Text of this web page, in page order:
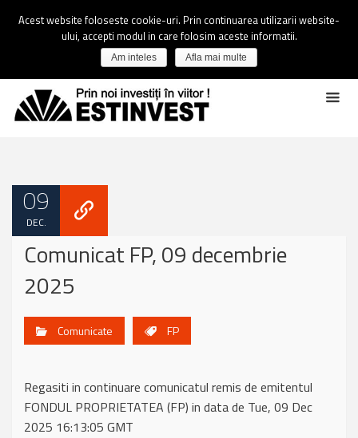
09
DEC.
Comunicat FP, 09 decembrie
2025
Comunicate FP
Regasiti in continuare comunicatul remis de emitentul
FONDUL PROPRIETATEA (FP) in data de Tue, 09 Dec
2025 16:13:05 GMT
Acest website foloseste cookie-uri. Prin continuarea utilizarii website-
ului, accepti modul in care folosim aceste informatii.
Am inteles Afla mai multe